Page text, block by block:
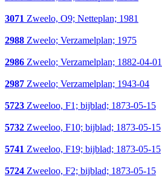
3071 Zweelo, O9; Netteplan; 1981
2988 Zweelo; Verzamelplan; 1975
2986 Zweelo; Verzamelplan; 1882-04-01
2987 Zweelo; Verzamelplan; 1943-04
5723 Zweeloo, F1; bijblad; 1873-05-15
5732 Zweeloo, F10; bijblad; 1873-05-15
5741 Zweeloo, F19; bijblad; 1873-05-15
5724 Zweeloo, F2; bijblad; 1873-05-15